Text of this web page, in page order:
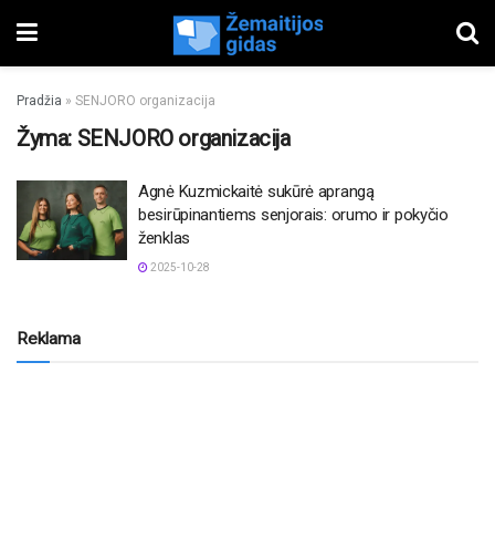
Pradžia » SENJORO organizacija
Žyma: SENJORO organizacija
Agnė Kuzmickaitė sukūrė aprangą
besirūpinantiems senjorais: orumo ir pokyčio
ženklas
2025-10-28
Reklama